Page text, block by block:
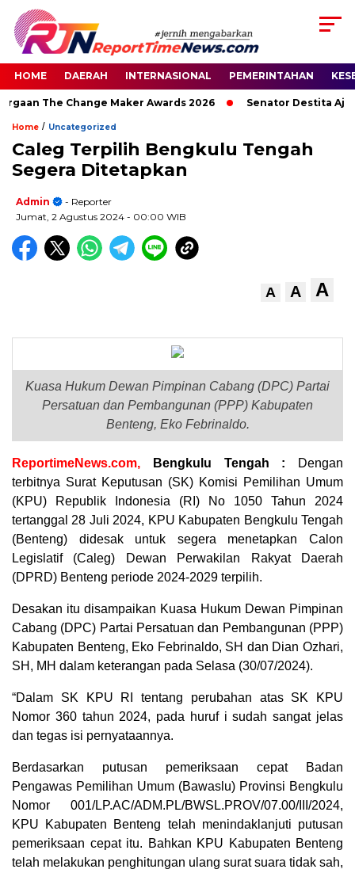
HOME DAERAH INTERNASIONAL PEMERINTAHAN
The Change Maker Awards 2026 Senator Destita Ajak
Home / Uncategorized
Caleg Terpilih Bengkulu Tengah
Segera Ditetapkan
Admin
- Reporter
Jumat, 2 Agustus 2024 - 00:00 WIB
A A A
Kuasa Hukum Dewan Pimpinan Cabang (DPC) Partai
Persatuan dan Pembangunan (PPP) Kabupaten
Benteng, Eko Febrinaldo.
ReportimeNews.com, Bengkulu Tengah :
Dengan
terbitnya Surat Keputusan (SK) Komisi Pemilihan Umum
(KPU) Republik Indonesia (RI) No 1050 Tahun 2024
tertanggal 28 Juli 2024, KPU Kabupaten Bengkulu Tengah
(Benteng) didesak untuk segera menetapkan Calon
Legislatif (Caleg) Dewan Perwakilan Rakyat Daerah
(DPRD) Benteng periode 2024-2029 terpilih.
Desakan itu disampaikan Kuasa Hukum Dewan Pimpinan
Cabang (DPC) Partai Persatuan dan Pembangunan (PPP)
Kabupaten Benteng, Eko Febrinaldo, SH dan Dian Ozhari,
SH, MH dalam keterangan pada Selasa (30/07/2024).
“Dalam SK KPU RI tentang perubahan atas SK KPU
Nomor 360 tahun 2024, pada huruf i sudah sangat jelas
dan tegas isi pernyataannya.
Berdasarkan putusan pemeriksaan cepat Badan
Pengawas Pemilihan Umum (Bawaslu) Provinsi Bengkulu
Nomor 001/LP.AC/ADM.PL/BWSL.PROV/07.00/III/2024,
KPU Kabupaten Benteng telah menindaklanjuti putusan
pemeriksaan cepat itu. Bahkan KPU Kabupaten Benteng
telah melakukan penghitungan ulang surat suara tidak sah,